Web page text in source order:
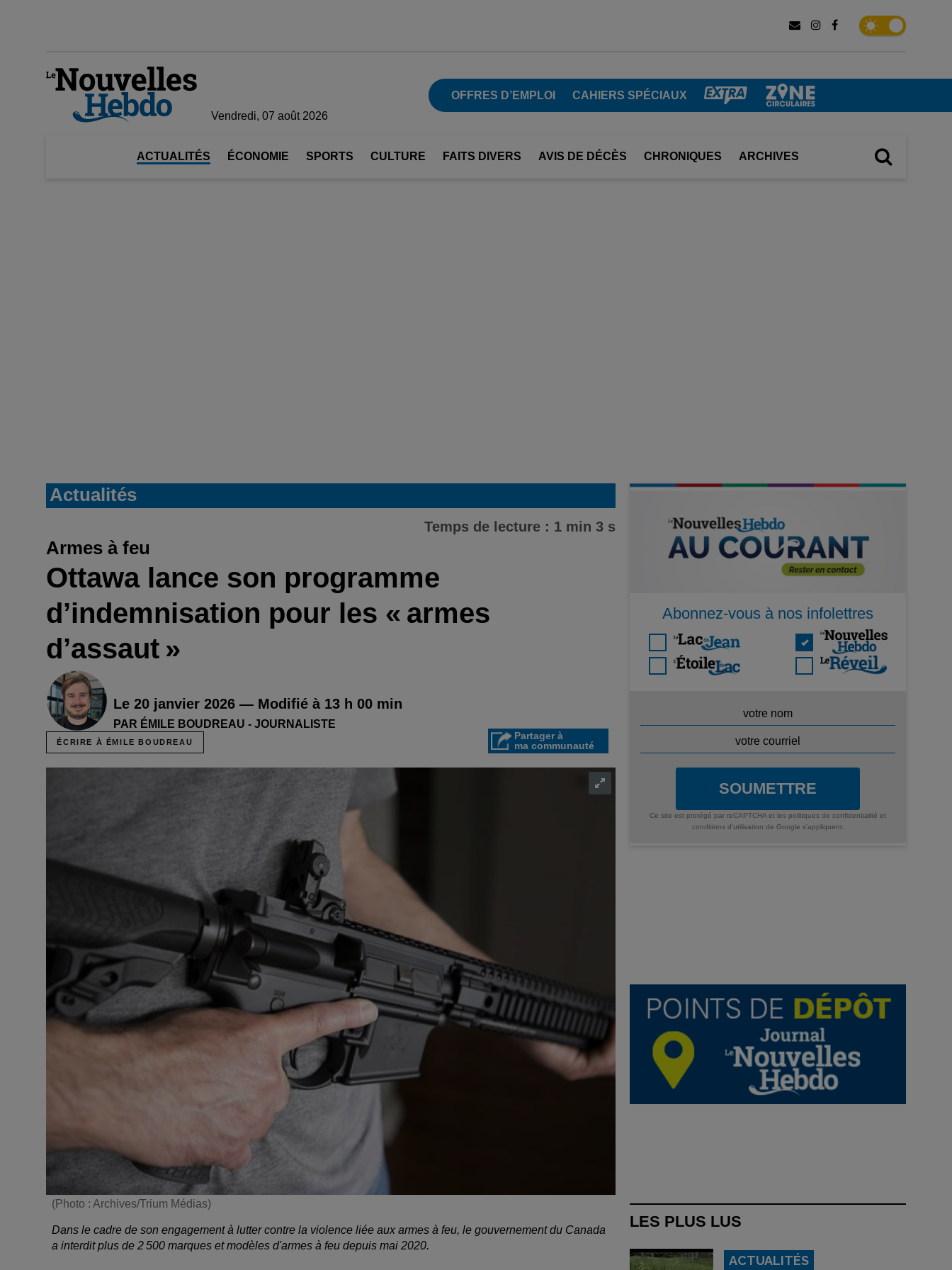
Vendredi, 07 août 2026
OFFRES D’EMPLOI CAHIERS SPÉCIAUX
ACTUALITÉS ÉCONOMIE SPORTS CULTURE FAITS DIVERS AVIS DE DÉCÈS CHRONIQUES ARCHIVES
Actualités
Temps de lecture : 1 min 3 s
Armes à feu
Ottawa lance son programme
d’indemnisation pour les « armes
d’assaut »
Le 20 janvier 2026 — Modifié à 13 h 00 min
PAR ÉMILE BOUDREAU - JOURNALISTE
ÉCRIRE À ÉMILE BOUDREAU
Partager à
ma communauté
(Photo : Archives/Trium Médias)
Dans le cadre de son engagement à lutter contre la violence liée aux armes à feu, le gouvernement du Canada
a interdit plus de 2 500 marques et modèles d'armes à feu depuis mai 2020.
Abonnez-vous à nos infolettres
SOUMETTRE
Ce site est protégé par reCAPTCHA et les politiques de confidentialité et
conditions d'utilisation de Google s'appliquent.
LES PLUS LUS
ACTUALITÉS